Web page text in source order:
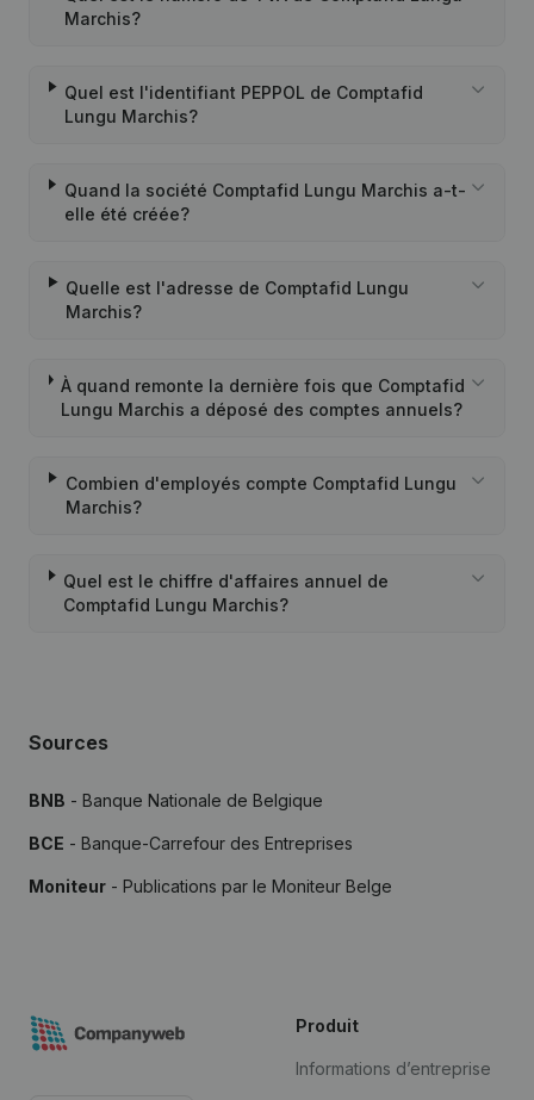
Marchis?
Quel est l'identifiant PEPPOL de Comptafid
Lungu Marchis?
Quand la société Comptafid Lungu Marchis a-t-
elle été créée?
Quelle est l'adresse de Comptafid Lungu
Marchis?
À quand remonte la dernière fois que Comptafid
Lungu Marchis a déposé des comptes annuels?
Combien d'employés compte Comptafid Lungu
Marchis?
Quel est le chiffre d'affaires annuel de
Comptafid Lungu Marchis?
Sources
BNB - Banque Nationale de Belgique
BCE - Banque-Carrefour des Entreprises
Moniteur - Publications par le Moniteur Belge
Produit
Informations d’entreprise